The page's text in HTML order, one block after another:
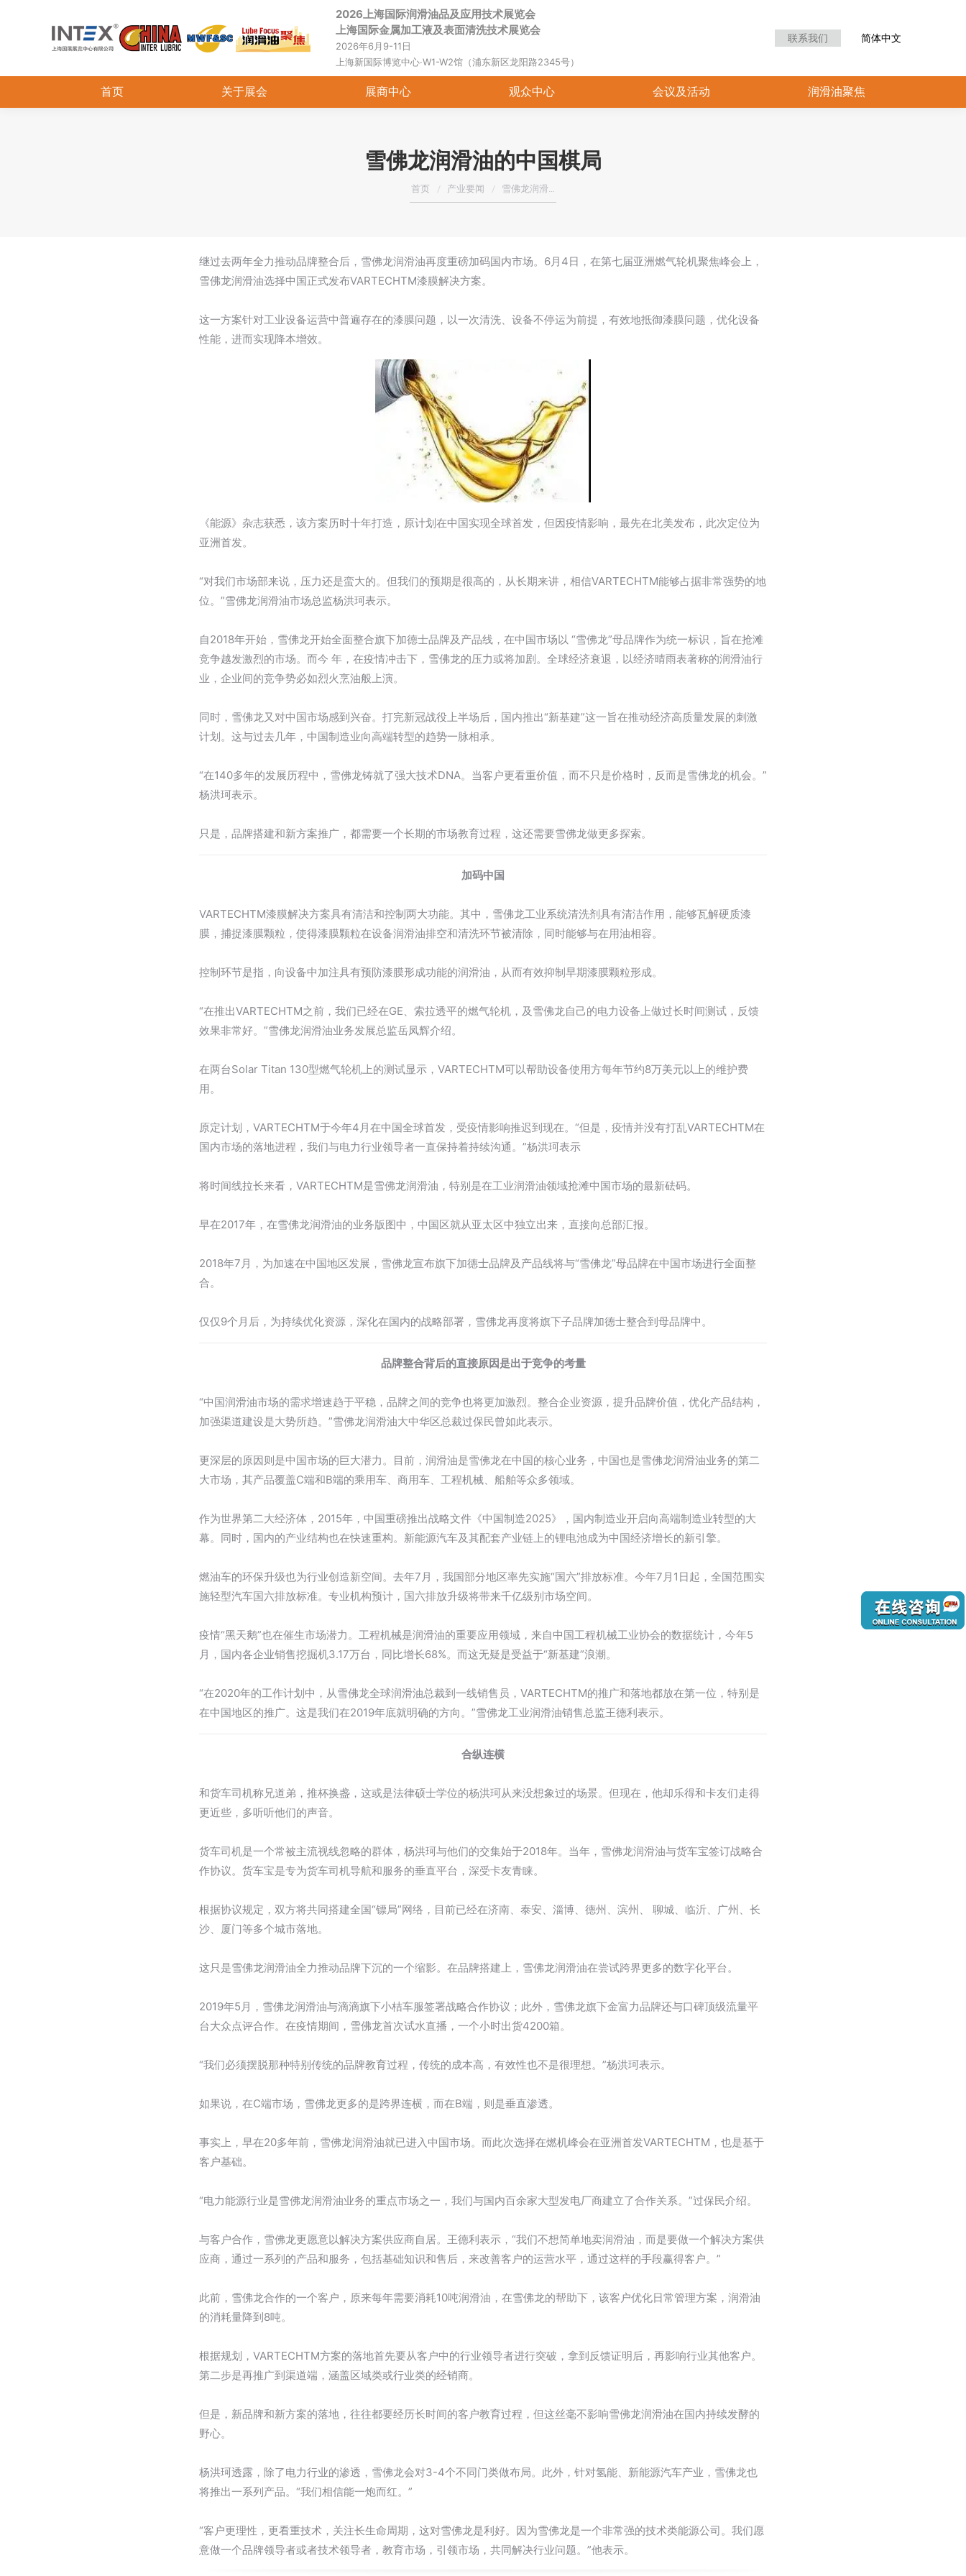
2026上海国际润滑油品及应用技术展览会
上海国际金属加工液及表面清洗技术展览会
2026年6月9-11日
上海新国际博览中心·W1-W2馆（浦东新区龙阳路2345号）
联系我们 简体中文
首页 关于展会 展商中心 观众中心 会议及活动 润滑油聚焦
雪佛龙润滑油的中国棋局
您在这里：
首页 产业要闻 雪佛龙润滑…
继过去两年全力推动品牌整合后，雪佛龙润滑油再度重磅加码国内市场。6月4日，在第七届亚洲燃气轮机聚焦峰会上，
雪佛龙润滑油选择中国正式发布VARTECHTM漆膜解决方案。
这一方案针对工业设备运营中普遍存在的漆膜问题，以一次清洗、设备不停运为前提，有效地抵御漆膜问题，优化设备
性能，进而实现降本增效。
《能源》杂志获悉，该方案历时十年打造，原计划在中国实现全球首发，但因疫情影响，最先在北美发布，此次定位为
亚洲首发。
“对我们市场部来说，压力还是蛮大的。但我们的预期是很高的，从长期来讲，相信VARTECHTM能够占据非常强势的地
位。”雪佛龙润滑油市场总监杨洪珂表示。
自2018年开始，雪佛龙开始全面整合旗下加德士品牌及产品线，在中国市场以 “雪佛龙”母品牌作为统一标识，旨在抢滩
竞争越发激烈的市场。而今 年，在疫情冲击下，雪佛龙的压力或将加剧。全球经济衰退，以经济晴雨表著称的润滑油行
业，企业间的竞争势必如烈火烹油般上演。
同时，雪佛龙又对中国市场感到兴奋。打完新冠战役上半场后，国内推出“新基建”这一旨在推动经济高质量发展的刺激
计划。这与过去几年，中国制造业向高端转型的趋势一脉相承。
“在140多年的发展历程中，雪佛龙铸就了强大技术DNA。当客户更看重价值，而不只是价格时，反而是雪佛龙的机会。”
杨洪珂表示。
只是，品牌搭建和新方案推广，都需要一个长期的市场教育过程，这还需要雪佛龙做更多探索。
加码中国
VARTECHTM漆膜解决方案具有清洁和控制两大功能。其中，雪佛龙工业系统清洗剂具有清洁作用，能够瓦解硬质漆
膜，捕捉漆膜颗粒，使得漆膜颗粒在设备润滑油排空和清洗环节被清除，同时能够与在用油相容。
控制环节是指，向设备中加注具有预防漆膜形成功能的润滑油，从而有效抑制早期漆膜颗粒形成。
“在推出VARTECHTM之前，我们已经在GE、索拉透平的燃气轮机，及雪佛龙自己的电力设备上做过长时间测试，反馈
效果非常好。”雪佛龙润滑油业务发展总监岳凤辉介绍。
在两台Solar Titan 130型燃气轮机上的测试显示，VARTECHTM可以帮助设备使用方每年节约8万美元以上的维护费
用。
原定计划，VARTECHTM于今年4月在中国全球首发，受疫情影响推迟到现在。“但是，疫情并没有打乱VARTECHTM在
国内市场的落地进程，我们与电力行业领导者一直保持着持续沟通。”杨洪珂表示
将时间线拉长来看，VARTECHTM是雪佛龙润滑油，特别是在工业润滑油领域抢滩中国市场的最新砝码。
早在2017年，在雪佛龙润滑油的业务版图中，中国区就从亚太区中独立出来，直接向总部汇报。
2018年7月，为加速在中国地区发展，雪佛龙宣布旗下加德士品牌及产品线将与“雪佛龙”母品牌在中国市场进行全面整
合。
仅仅9个月后，为持续优化资源，深化在国内的战略部署，雪佛龙再度将旗下子品牌加德士整合到母品牌中。
品牌整合背后的直接原因是出于竞争的考量
“中国润滑油市场的需求增速趋于平稳，品牌之间的竞争也将更加激烈。整合企业资源，提升品牌价值，优化产品结构，
加强渠道建设是大势所趋。”雪佛龙润滑油大中华区总裁过保民曾如此表示。
更深层的原因则是中国市场的巨大潜力。目前，润滑油是雪佛龙在中国的核心业务，中国也是雪佛龙润滑油业务的第二
大市场，其产品覆盖C端和B端的乘用车、商用车、工程机械、船舶等众多领域。
作为世界第二大经济体，2015年，中国重磅推出战略文件《中国制造2025》，国内制造业开启向高端制造业转型的大
幕。同时，国内的产业结构也在快速重构。新能源汽车及其配套产业链上的锂电池成为中国经济增长的新引擎。
燃油车的环保升级也为行业创造新空间。去年7月，我国部分地区率先实施“国六”排放标准。今年7月1日起，全国范围实
施轻型汽车国六排放标准。专业机构预计，国六排放升级将带来千亿级别市场空间。
疫情“黑天鹅”也在催生市场潜力。工程机械是润滑油的重要应用领域，来自中国工程机械工业协会的数据统计，今年5
月，国内各企业销售挖掘机3.17万台，同比增长68%。而这无疑是受益于“新基建”浪潮。
“在2020年的工作计划中，从雪佛龙全球润滑油总裁到一线销售员，VARTECHTM的推广和落地都放在第一位，特别是
在中国地区的推广。这是我们在2019年底就明确的方向。”雪佛龙工业润滑油销售总监王德利表示。
合纵连横
和货车司机称兄道弟，推杯换盏，这或是法律硕士学位的杨洪珂从来没想象过的场景。但现在，他却乐得和卡友们走得
更近些，多听听他们的声音。
货车司机是一个常被主流视线忽略的群体，杨洪珂与他们的交集始于2018年。当年，雪佛龙润滑油与货车宝签订战略合
作协议。货车宝是专为货车司机导航和服务的垂直平台，深受卡友青睐。
根据协议规定，双方将共同搭建全国“镖局”网络，目前已经在济南、泰安、淄博、德州、滨州、 聊城、临沂、广州、长
沙、厦门等多个城市落地。
这只是雪佛龙润滑油全力推动品牌下沉的一个缩影。在品牌搭建上，雪佛龙润滑油在尝试跨界更多的数字化平台。
2019年5月，雪佛龙润滑油与滴滴旗下小桔车服签署战略合作协议；此外，雪佛龙旗下金富力品牌还与口碑顶级流量平
台大众点评合作。在疫情期间，雪佛龙首次试水直播，一个小时出货4200箱。
“我们必须摆脱那种特别传统的品牌教育过程，传统的成本高，有效性也不是很理想。”杨洪珂表示。
如果说，在C端市场，雪佛龙更多的是跨界连横，而在B端，则是垂直渗透。
事实上，早在20多年前，雪佛龙润滑油就已进入中国市场。而此次选择在燃机峰会在亚洲首发VARTECHTM，也是基于
客户基础。
“电力能源行业是雪佛龙润滑油业务的重点市场之一，我们与国内百余家大型发电厂商建立了合作关系。”过保民介绍。
与客户合作，雪佛龙更愿意以解决方案供应商自居。王德利表示，“我们不想简单地卖润滑油，而是要做一个解决方案供
应商，通过一系列的产品和服务，包括基础知识和售后，来改善客户的运营水平，通过这样的手段赢得客户。”
此前，雪佛龙合作的一个客户，原来每年需要消耗10吨润滑油，在雪佛龙的帮助下，该客户优化日常管理方案，润滑油
的消耗量降到8吨。
根据规划，VARTECHTM方案的落地首先要从客户中的行业领导者进行突破，拿到反馈证明后，再影响行业其他客户。
第二步是再推广到渠道端，涵盖区域类或行业类的经销商。
但是，新品牌和新方案的落地，往往都要经历长时间的客户教育过程，但这丝毫不影响雪佛龙润滑油在国内持续发酵的
野心。
杨洪珂透露，除了电力行业的渗透，雪佛龙会对3-4个不同门类做布局。此外，针对氢能、新能源汽车产业，雪佛龙也
将推出一系列产品。“我们相信能一炮而红。”
“客户更理性，更看重技术，关注长生命周期，这对雪佛龙是利好。因为雪佛龙是一个非常强的技术类能源公司。我们愿
意做一个品牌领导者或者技术领导者，教育市场，引领市场，共同解决行业问题。”他表示。
首页 关于展会 展商中心